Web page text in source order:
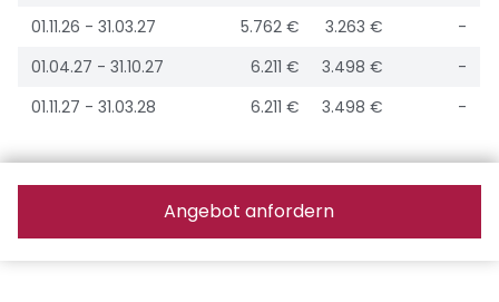
01.11.26 - 31.03.27
5.762 € 3.263 €
-
01.04.27 - 31.10.27
6.211 € 3.498 €
-
01.11.27 - 31.03.28
6.211 € 3.498 € -
Angebot anfordern